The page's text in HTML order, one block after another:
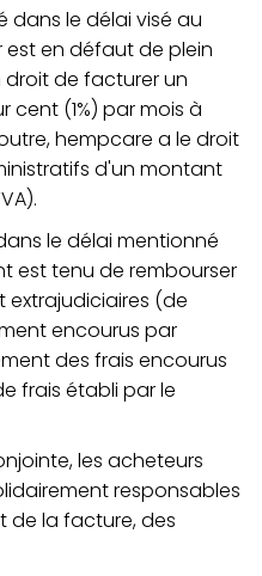
dans le délai visé au
est en défaut de plein
de facturer un
cent (1%) par mois à
hempcare a le droit
d'un montant
le délai mentionné
est tenu de rembourser
extrajudiciaires (de
encourus par
des frais encourus
frais établi par le
les acheteurs
responsables
de la facture, des